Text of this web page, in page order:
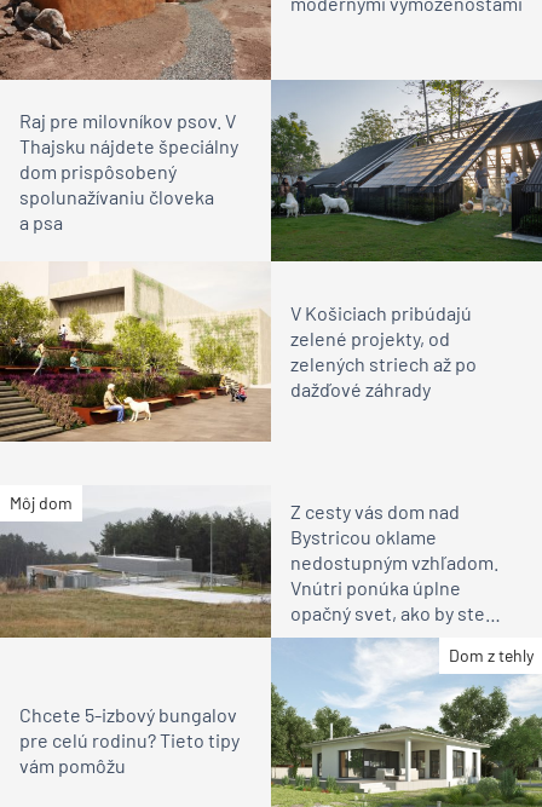
Raj pre milovníkov psov. V
Thajsku nájdete špeciálny
dom prispôsobený
spolunažívaniu človeka
a psa
V Košiciach pribúdajú
zelené projekty, od
zelených striech až po
dažďové záhrady
Môj dom
Z cesty vás dom nad
Bystricou oklame
nedostupným vzhľadom.
Vnútri ponúka úplne
opačný svet, ako by ste
čakali
Dom z tehly
Chcete 5-izbový bungalov
pre celú rodinu? Tieto tipy
vám pomôžu